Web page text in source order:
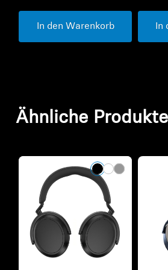
In den Warenkorb In
Ähnliche Produkte